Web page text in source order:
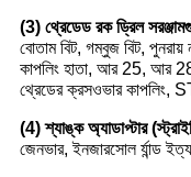
(3) থ্রেডেড রক ড্রিল
বোতাম বিট, গম্বুজ বিট,
কাপলিং হাতা, আর 25, আর
থ্রেডের ক্রসওভার
(4) শ্যাঙ্ক অ্যাডাপ্টার
জেনভার, ইনজারসোল র্যান্ড